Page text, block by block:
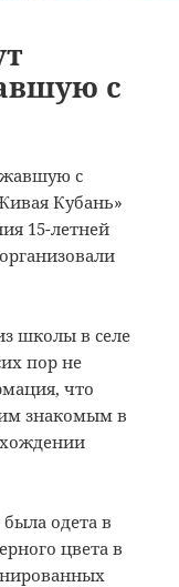
с
с
Кубань»
15-летней
школы в селе
пор не
что
знакомым в
одета в
цвета в